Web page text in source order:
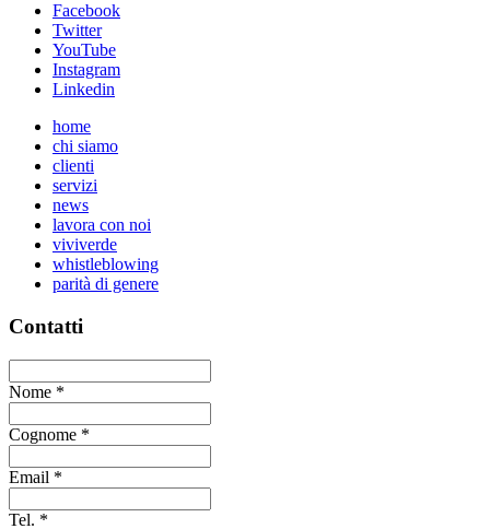
Facebook
Twitter
YouTube
Instagram
Linkedin
home
chi siamo
clienti
servizi
news
lavora con noi
viviverde
whistleblowing
parità di genere
Contatti
Nome *
Cognome *
Email *
Tel. *